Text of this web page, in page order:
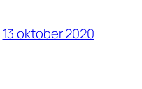
13 oktober 2020